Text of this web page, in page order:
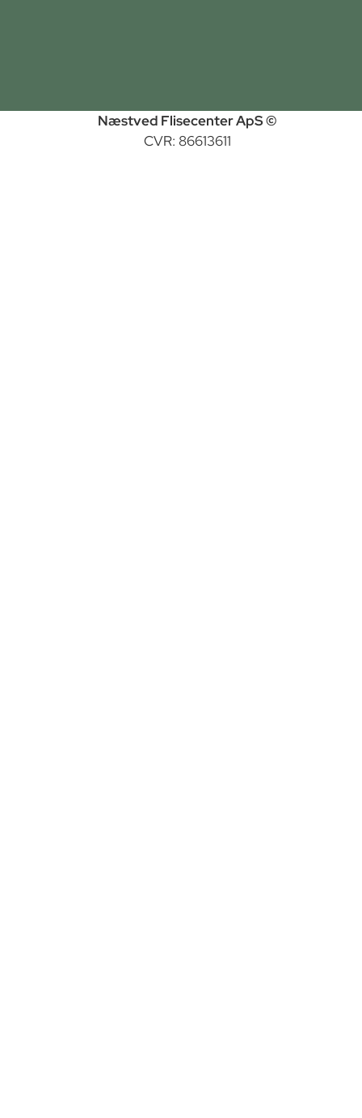
Næstved Flisecenter ApS ©
CVR: 86613611